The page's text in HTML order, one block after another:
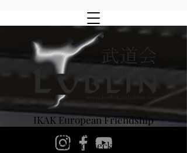
IKAK European Friendship
XVIII Turniej Karate Kyokushinkai,
Ostrów Mazowiecka 3.06.2023